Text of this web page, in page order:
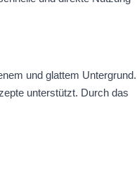
und glattem Untergrund.
unterstützt. Durch das